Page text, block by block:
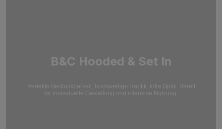
B&C Hooded & Set In
Perfekte Bedruckbarkeit, hochwertige Haptik, tolle Optik. Bereit
für individuelle Gestaltung und intensive Nutzung.